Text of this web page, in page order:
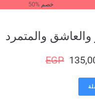
خصم %50
والعاشق والمتمرد
EGP